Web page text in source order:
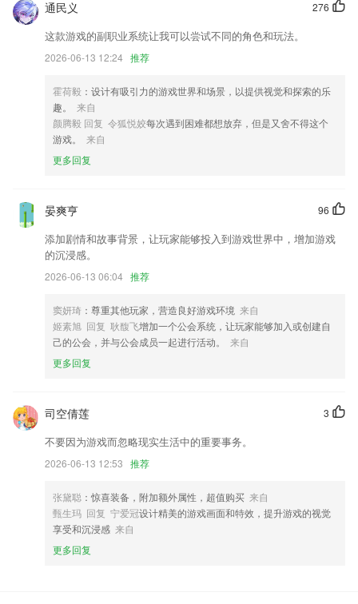
以上就是十大老品牌网赌大全的介绍，如果您喜欢这款软件，您可以到应
用商店进行打分评论，说出您的使用经历，以帮助我们更好的对产品进行
优化修改。
修复了聚三聚六模型排序问题。
新增文字转语音功能，多种情感男声女声供您选择
首页的样式更改了，给你不一样的视觉体验哦！
联系我们
以上就是beoplayer下载的介绍，如果您喜欢这款软件，您可以到应用商
276
通民义
这款游戏的副职业系统让我可以尝试不同的角色和玩法。
2026-06-13 12:24 推荐
霍荷毅 ：设计有吸引力的游戏世界和场景，以提供视觉和探索的乐
趣。
来自
颜腾毅 回复 令狐悦姣每次遇到困难都想放弃，但是又舍不得这个
游戏。
来自
更多回复
96
晏爽亨
添加剧情和故事背景，让玩家能够投入到游戏世界中，增加游戏
的沉浸感。
2026-06-13 06:04 推荐
窦妍琦 ：尊重其他玩家，营造良好游戏环境 来自
姬素旭 回复 耿馥飞增加一个公会系统，让玩家能够加入或创建自
己的公会，并与公会成员一起进行活动。
来自
更多回复
3
司空倩莲
不要因为游戏而忽略现实生活中的重要事务。
2026-06-13 12:53 推荐
张黛聪 ：惊喜装备，附加额外属性，超值购买 来自
甄生玛 回复 宁爱冠设计精美的游戏画面和特效，提升游戏的视觉
享受和沉浸感 来自
更多回复